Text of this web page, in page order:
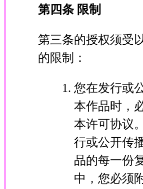
第四条 限制
第三条的授权须受
的限制：
您在发行或
本作品时，
本许可协议
行或公开传
品的每一份
中，您必须